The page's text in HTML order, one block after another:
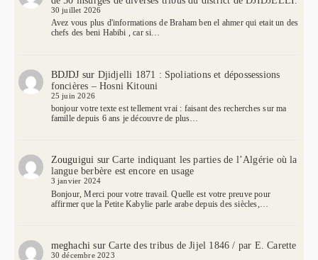
30 juillet 2026
Avez vous plus d'informations de Braham ben el ahmer qui etait un des
chefs des beni Habibi , car si…
BDJDJ sur Djidjelli 1871 : Spoliations et dépossessions
foncières – Hosni Kitouni
25 juin 2026
bonjour votre texte est tellement vrai : faisant des recherches sur ma
famille depuis 6 ans je découvre de plus…
Zouguigui surCarte indiquant les parties de l’Algérie où la
langue berbère est encore en usage
3 janvier 2024
Bonjour, Merci pour votre travail. Quelle est votre preuve pour
affirmer que la Petite Kabylie parle arabe depuis des siècles,…
meghachi surCarte des tribus de Jijel 1846 / par E. Carette
30 décembre 2023